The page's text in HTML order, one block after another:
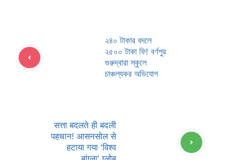
২৪০ টাকার বদলে
২৫০০ টাকা ফি! বর্ণপুর
গুরুদ্বারা স্কুলে
চাঞ্চল্যকর অভিযোগ
सत्ता बदलते ही बदली
पहचान! आसनसोल से
हटाया गया ‘विश्व